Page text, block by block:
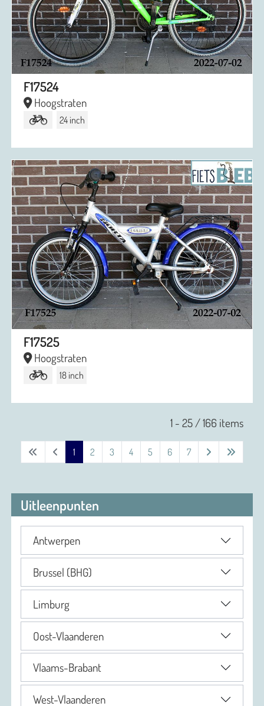
F17524
Hoogstraten
24 inch
F17525
Hoogstraten
18 inch
1 - 25 / 166 items
1 2 3 4 5 6 7
Uitleenpunten
Antwerpen
Brussel (BHG)
Limburg
Oost-Vlaanderen
Vlaams-Brabant
West-Vlaanderen